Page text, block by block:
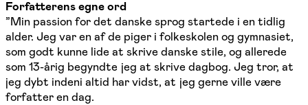
Forfatterens egne ord
”Min passion for det danske sprog startede i en tidlig
alder. Jeg var en af de piger i folkeskolen og gymnasiet,
som godt kunne lide at skrive danske stile, og allerede
som 13-årig begyndte jeg at skrive dagbog. Jeg tror, at
jeg dybt indeni altid har vidst, at jeg gerne ville være
forfatter en dag.